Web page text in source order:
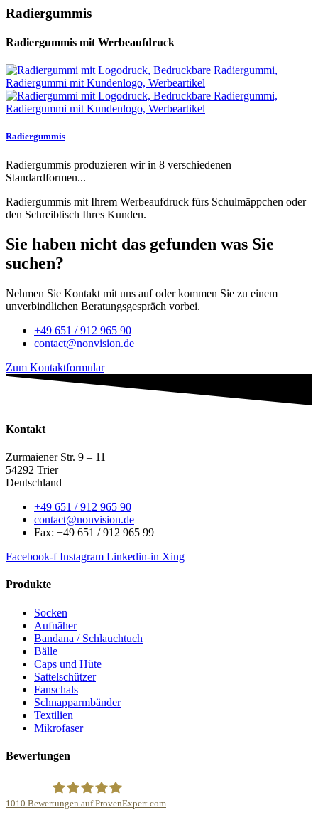
Radiergummis
Radiergummis mit Werbeaufdruck
Radiergummis
Radiergummis produzieren wir in 8 verschiedenen
Standardformen...
Radiergummis mit Ihrem Werbeaufdruck fürs Schulmäppchen oder
den Schreibtisch Ihres Kunden.
Sie haben nicht das gefunden was Sie
suchen?
Nehmen Sie Kontakt mit uns auf oder kommen Sie zu einem
unverbindlichen Beratungsgespräch vorbei.
+49 651 / 912 965 90
contact@nonvision.de
Zum Kontaktformular
Kontakt
Zurmaiener Str. 9 – 11
54292 Trier
Deutschland
+49 651 / 912 965 90
contact@nonvision.de
Fax: +49 651 / 912 965 99
Facebook-f Instagram Linkedin-in Xing
Produkte
Socken
Aufnäher
Bandana / Schlauchtuch
Bälle
Caps und Hüte
Sattelschützer
Fanschals
Schnapparmbänder
Textilien
Mikrofaser
Bewertungen
1010 Bewertungen auf ProvenExpert.com